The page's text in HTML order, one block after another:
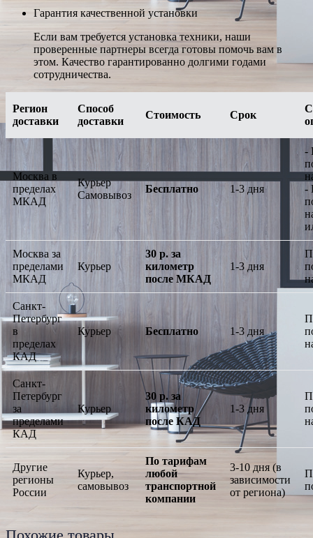
Гарантия качественной установки
Если вам требуется установка техники, наши
проверенные партнеры всегда готовы помочь вам в
этом. Качество гарантированно долгими годами
сотрудничества.
Регион
доставки
Способ
доставки
Стоимость Срок
Москва в
пределах
МКАД
Курьер
Самовывоз
Бесплатно 1-3 дня
-
-
Москва за
пределами
МКАД
Курьер
30 р. за
километр
после МКАД
1-3 дня
Санкт-
Петербург
в
пределах
КАД
Курьер Бесплатно 1-3 дня
Санкт-
Петербург
за
пределами
КАД
Курьер
30 р. за
километр
после КАД
1-3 дня
Другие
регионы
России
Курьер,
самовывоз
По тарифам
любой
транспортной
компании
3-10 дня (в
зависимости
от региона)